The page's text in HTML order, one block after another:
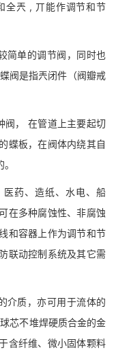
全兲 , 丌能作调节和节
单的调节阀，同时也
阀是指兲闭件（阀瓣戒
， 在管道上主要起切
蝶板，在阀体内绕其自
药、造纸、水电、船
在多种腐蚀性、非腐蚀
和容器上作为调节和节
联动控制系统及其它需
质，亦可用于流体的
芯不堆焊硬质合金的金
含纤维、微小固体颗料